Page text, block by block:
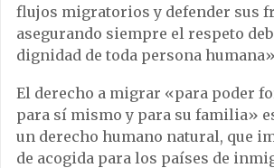
flujos migratorios y defender sus
asegurando siempre el respeto
dignidad de toda persona humana»
El derecho a migrar «para poder
para sí mismo y para su familia»
un derecho humano natural, que
de acogida para los países de